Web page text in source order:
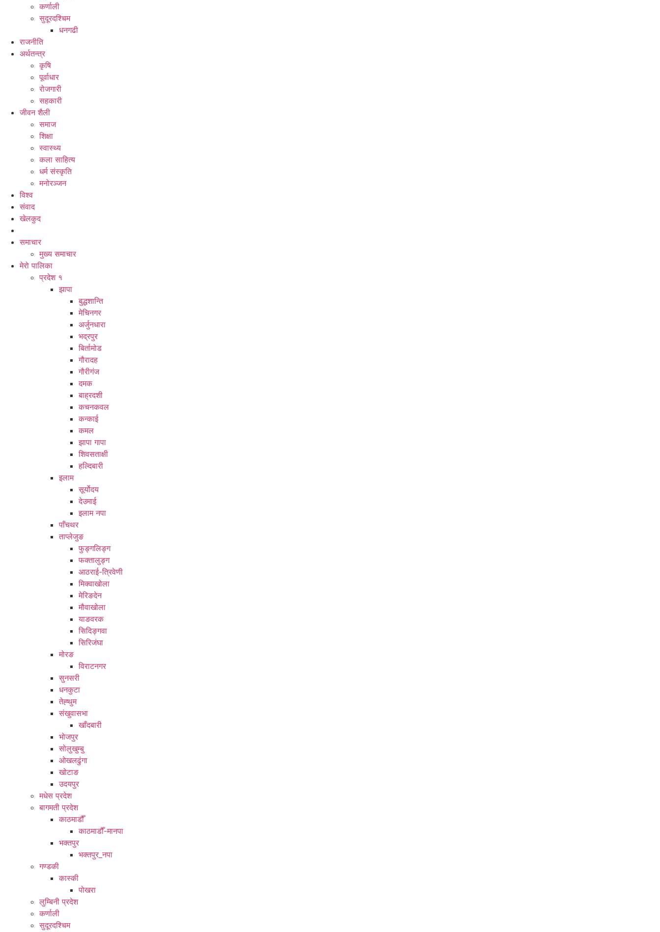
कर्णाली
सुदूरदश्चिम
धनगढी
राजनीति
अर्थतन्त्र
कृषि
पूर्वाधार
रोजगारी
सहकारी
जीवन शैली
समाज
शिक्षा
स्वास्थ्य
कला साहित्य
धर्म संस्कृति
मनोरञ्जन
विश्व
संवाद
खेलकुद
समाचार
मुख्य समाचार
मेरो पालिका
प्रदेश १
झापा
बुद्धशान्ति
मेचिनगर
अर्जुनधारा
भद्रपुर
बिर्तामोड
गौरादह
गौरीगंज
दमक
बाह्रदशी
कचनकवल
कन्काई
कमल
झापा गापा
शिवसताक्षी
हल्दिबारी
इलाम
सूर्योदय
देउमाई
इलाम नपा
पाँचथर
ताप्लेजुङ
फुङ्गलिङ्ग
फक्तालुङ्ग
आठराई-त्रिवेणी
मिक्वाखोला
मेरिङदेन
मौवाखोला
याङवरक
सिदिङ्गवा
सिरिजंघा
मोरङ
विराटनगर
सुनसरी
धनकुटा
तेह्थुम
संखुवासभा
खाँदबारी
भोजपुर
सोलुखुम्बु
ओखलढुंगा
खोटाङ
उदयपुर
मधेस प्रदेश
बागमती प्रदेश
काठमाडौँ
काठमाडौँ-मानपा
भक्तपुर
भक्तपुर_नपा
गण्डकी
कास्की
पोखरा
लुम्बिनी प्रदेश
कर्णाली
सुदूरदश्चिम